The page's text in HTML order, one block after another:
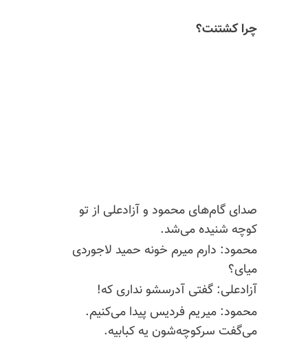
چرا کشتنت؟
صدای گام‌های محمود و آزادعلی از تو
کوچه شنیده می‌شد.
محمود: دارم میرم خونه حمید لاجوردی
میای؟
آزادعلی: گفتی آدرسشونداری که!
محمود: میریم فردیس پیدا می‌کنیم.
می‌گفت سرکوچه‌شون یه کبابیه.